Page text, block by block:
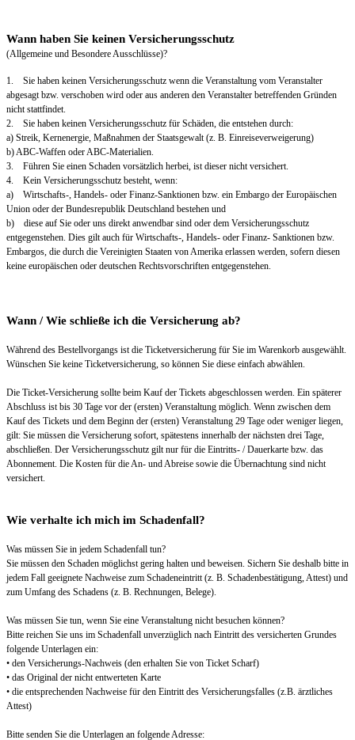
Wann haben Sie keinen Versicherungsschutz
(Allgemeine und Besondere Ausschlüsse)?
1. Sie haben keinen Versicherungsschutz wenn die Veranstaltung vom Veranstalter
abgesagt bzw. verschoben wird oder aus anderen den Veranstalter betreffenden Gründen
nicht stattfindet.
2. Sie haben keinen Versicherungsschutz für Schäden, die entstehen durch:
a) Streik, Kernenergie, Maßnahmen der Staatsgewalt (z. B. Einreiseverweigerung)
b) ABC-Waffen oder ABC-Materialien.
3. Führen Sie einen Schaden vorsätzlich herbei, ist dieser nicht versichert.
4. Kein Versicherungsschutz besteht, wenn:
a) Wirtschafts-, Handels- oder Finanz-Sanktionen bzw. ein Embargo der Europäischen
Union oder der Bundesrepublik Deutschland bestehen und
b) diese auf Sie oder uns direkt anwendbar sind oder dem Versicherungsschutz
entgegenstehen. Dies gilt auch für Wirtschafts-, Handels- oder Finanz- Sanktionen bzw.
Embargos, die durch die Vereinigten Staaten von Amerika erlassen werden, sofern diesen
keine europäischen oder deutschen Rechtsvorschriften entgegenstehen.
Wann / Wie schließe ich die Versicherung ab?
Während des Bestellvorgangs ist die Ticketversicherung für Sie im Warenkorb ausgewählt.
Wünschen Sie keine Ticketversicherung, so können Sie diese einfach abwählen.
Die Ticket-Versicherung sollte beim Kauf der Tickets abgeschlossen werden. Ein späterer
Abschluss ist bis 30 Tage vor der (ersten) Veranstaltung möglich. Wenn zwischen dem
Kauf des Tickets und dem Beginn der (ersten) Veranstaltung 29 Tage oder weniger liegen,
gilt: Sie müssen die Versicherung sofort, spätestens innerhalb der nächsten drei Tage,
abschließen. Der Versicherungsschutz gilt nur für die Eintritts- / Dauerkarte bzw. das
Abonnement. Die Kosten für die An- und Abreise sowie die Übernachtung sind nicht
versichert.
Wie verhalte ich mich im Schadenfall?
Was müssen Sie in jedem Schadenfall tun?
Sie müssen den Schaden möglichst gering halten und beweisen. Sichern Sie deshalb bitte in
jedem Fall geeignete Nachweise zum Schadeneintritt (z. B. Schadenbestätigung, Attest) und
zum Umfang des Schadens (z. B. Rechnungen, Belege).
Was müssen Sie tun, wenn Sie eine Veranstaltung nicht besuchen können?
Bitte reichen Sie uns im Schadenfall unverzüglich nach Eintritt des versicherten Grundes
folgende Unterlagen ein:
• den Versicherungs-Nachweis (den erhalten Sie von Ticket Scharf)
• das Original der nicht entwerteten Karte
• die entsprechenden Nachweise für den Eintritt des Versicherungsfalles (z.B. ärztliches
Attest)
Bitte senden Sie die Unterlagen an folgende Adresse: